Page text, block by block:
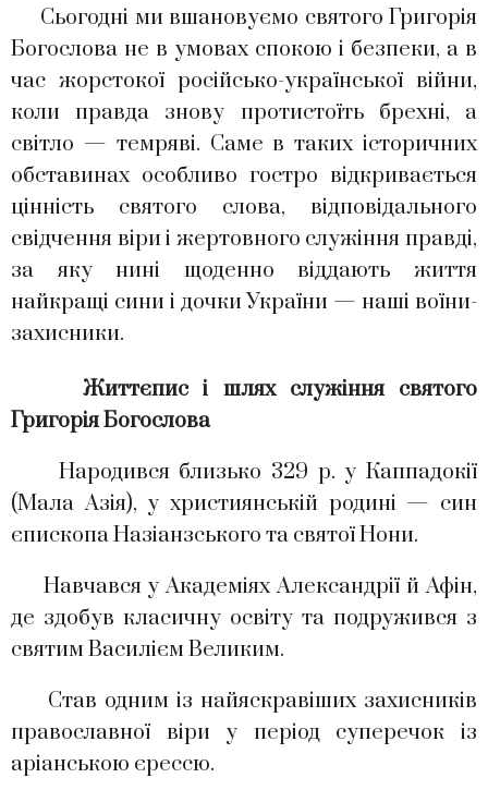
Сьогодні ми вшановуємо святого Григорія
Богослова не в умовах спокою і безпеки, а в
час жорстокої російсько-української війни,
коли правда знову протистоїть брехні, а
світло — темряві. Саме в таких історичних
обставинах особливо гостро відкривається
цінність святого слова, відповідального
свідчення віри і жертовного служіння правді,
за яку нині щоденно віддають життя
найкращі сини і дочки України — наші воїни-
захисники.
Життєпис і шлях служіння святого
Григорія Богослова
Народився близько 329 р. у Каппадокії
(Мала Азія), у християнській родині — син
єпископа Назіанзського та святої Нони.
Навчався у Академіях Александрії й Афін,
де здобув класичну освіту та подружився з
святим Василієм Великим.
Став одним із найяскравіших захисників
православної віри у період суперечок із
аріанською єрессю.